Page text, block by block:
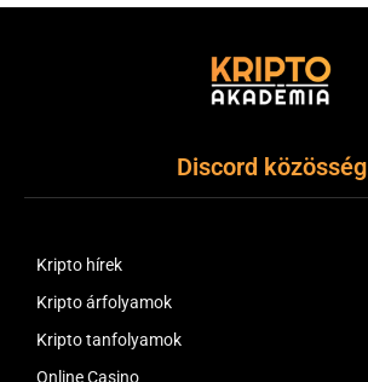
Discord közösség
Kripto hírek
Kripto árfolyamok
Kripto tanfolyamok
Online Casino